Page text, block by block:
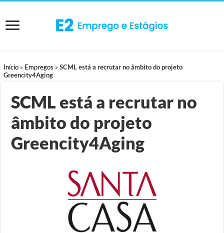
Início » Empregos »SCML está a recrutar no âmbito do projeto
Greencity4Aging
SCML está a recrutar no
âmbito do projeto
Greencity4Aging